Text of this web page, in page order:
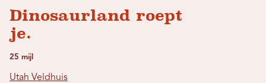
Dinosaurland roept
je.
25 mijl
Utah Veldhuis